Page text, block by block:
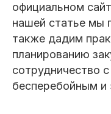
официальном
нашей статье мы
также дадим
планированию
сотрудничество
бесперебойным и